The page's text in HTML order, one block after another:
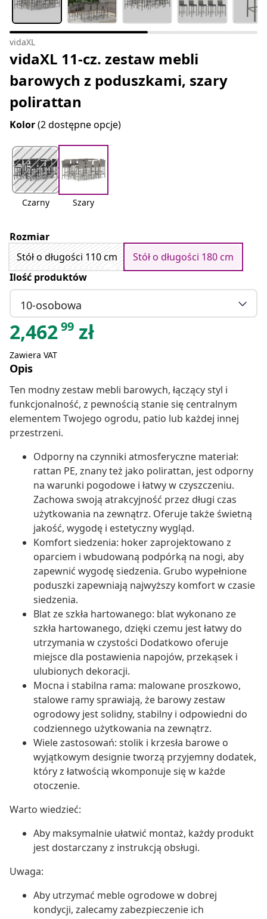
vidaXL
vidaXL 11-cz. zestaw mebli
barowych z poduszkami, szary
polirattan
Kolor(2 dostępne opcje)
Czarny Szary
Rozmiar
Stół o długości 110 cm
Stół o długości 180 cm
Ilość produktów
10-osobowa
2,46299 zł
Zawiera VAT
Opis
Ten modny zestaw mebli barowych, łączący styl i
funkcjonalność, z pewnością stanie się centralnym
elementem Twojego ogrodu, patio lub każdej innej
przestrzeni.
Odporny na czynniki atmosferyczne materiał:
rattan PE, znany też jako polirattan, jest odporny
na warunki pogodowe i łatwy w czyszczeniu.
Zachowa swoją atrakcyjność przez długi czas
użytkowania na zewnątrz. Oferuje także świetną
jakość, wygodę i estetyczny wygląd.
Komfort siedzenia: hoker zaprojektowano z
oparciem i wbudowaną podpórką na nogi, aby
zapewnić wygodę siedzenia. Grubo wypełnione
poduszki zapewniają najwyższy komfort w czasie
siedzenia.
Blat ze szkła hartowanego: blat wykonano ze
szkła hartowanego, dzięki czemu jest łatwy do
utrzymania w czystości Dodatkowo oferuje
miejsce dla postawienia napojów, przekąsek i
ulubionych dekoracji.
Mocna i stabilna rama: malowane proszkowo,
stalowe ramy sprawiają, że barowy zestaw
ogrodowy jest solidny, stabilny i odpowiedni do
codziennego użytkowania na zewnątrz.
Wiele zastosowań: stolik i krzesła barowe o
wyjątkowym designie tworzą przyjemny dodatek,
który z łatwością wkomponuje się w każde
otoczenie.
Warto wiedzieć:
Aby maksymalnie ułatwić montaż, każdy produkt
jest dostarczany z instrukcją obsługi.
Uwaga:
Aby utrzymać meble ogrodowe w dobrej
kondycji, zalecamy zabezpieczenie ich